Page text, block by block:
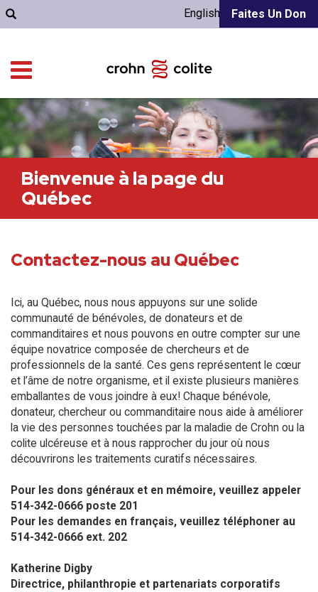
Faites Un Don
English
Bienvenue à la page du
Québec
Contactez-nous au Québec
Ici, au Québec, nous nous appuyons sur une solide
communauté de bénévoles, de donateurs et de
commanditaires et nous pouvons en outre compter sur une
équipe novatrice composée de chercheurs et de
professionnels de la santé. Ces gens représentent le cœur
et l’âme de notre organisme, et il existe plusieurs manières
emballantes de vous joindre à eux! Chaque bénévole,
donateur, chercheur ou commanditaire nous aide à améliorer
la vie des personnes touchées par la maladie de Crohn ou la
colite ulcéreuse et à nous rapprocher du jour où nous
découvrirons les traitements curatifs nécessaires.
Pour les dons généraux et en mémoire, veuillez appeler
514-342-0666 poste 201​
Pour les demandes en français, veuillez téléphoner au
514-342-0666 ext. 202
Katherine Digby
Directrice, philanthropie et partenariats corporatifs